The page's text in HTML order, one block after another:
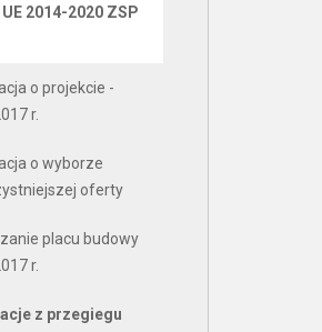
2014-2020 ZSP
o projekcie -
r.
o wyborze
oferty
placu budowy
r.
z przegiegu